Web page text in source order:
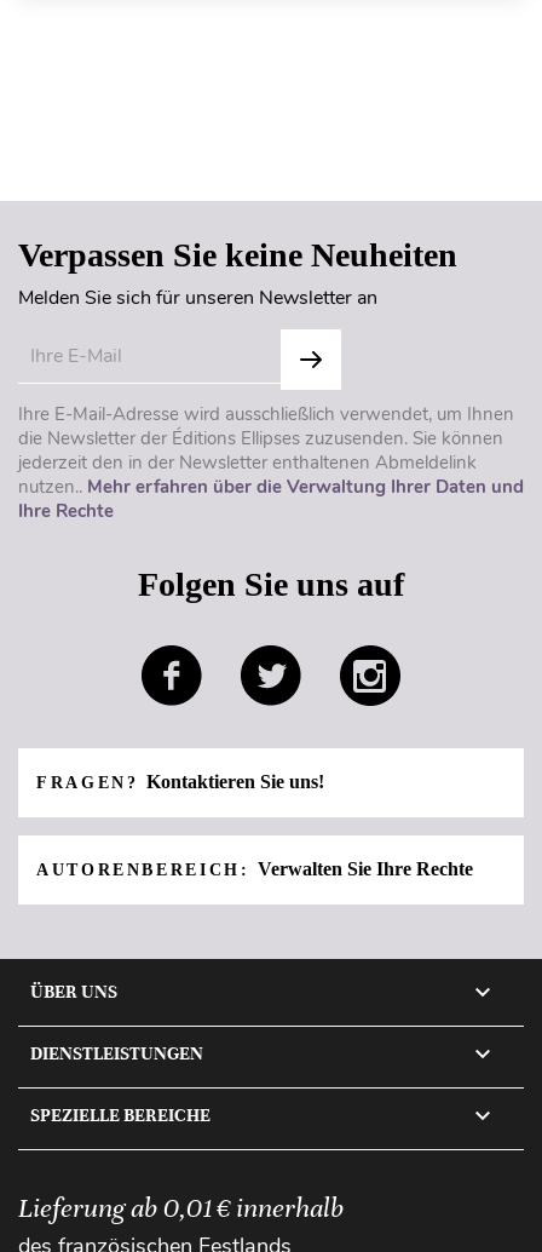
Verpassen Sie keine Neuheiten
Melden Sie sich für unseren Newsletter an
Ihre E-Mail-Adresse wird ausschließlich verwendet, um Ihnen
die Newsletter der Éditions Ellipses zuzusenden. Sie können
jederzeit den in der Newsletter enthaltenen Abmeldelink
nutzen.. Mehr erfahren über die Verwaltung Ihrer Daten und
Ihre Rechte
Folgen Sie uns auf
FRAGEN?Kontaktieren Sie uns!
AUTORENBEREICH: Verwalten Sie Ihre Rechte
ÜBER UNS 
DIENSTLEISTUNGEN 
SPEZIELLE BEREICHE 
Lieferung ab 0,01 € innerhalb